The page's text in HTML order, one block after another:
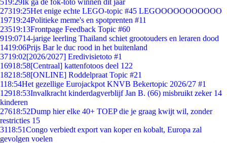
519:29Ik ga de fok-toto winnen dit jaar
27319:25Het enige echte LEGO-topic #45 LEGOOOOOOOOOOO
19719:24Politieke meme's en spotprenten #11
23519:13Frontpage Feedback Topic #60
919:0714-jarige leerling Thailand schiet grootouders en leraren dood
1419:06Prijs Bar le duc rood in het buitenland
3719:02[2026/2027] Eredivisietoto #1
16918:58[Centraal] kattenfotoos deel 122
18218:58[ONLINE] Roddelpraat Topic #21
118:54Het gezellige Eurojackpot KNVB Bekertopic 2026/27 #1
12918:53Invalkracht kinderdagverblijf Jan B. (66) misbruikt zeker 14
kinderen
27618:52Dump hier elke 40+ TOEP die je graag kwijt wil, zonder
restricties 15
3118:51Congo verbiedt export van koper en kobalt, Europa zal
gevolgen voelen